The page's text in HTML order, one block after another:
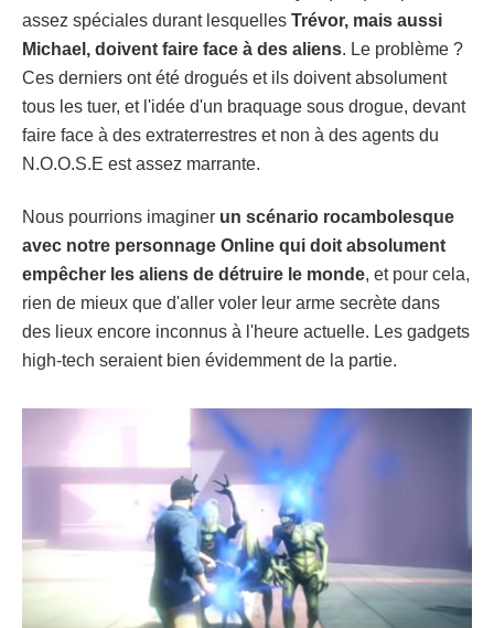
assez spéciales durant lesquelles Trévor, mais aussi
Michael, doivent faire face à des aliens. Le problème ?
Ces derniers ont été drogués et ils doivent absolument
tous les tuer, et l'idée d'un braquage sous drogue, devant
faire face à des extraterrestres et non à des agents du
N.O.O.S.E est assez marrante.
Nous pourrions imaginer un scénario rocambolesque
avec notre personnage Online qui doit absolument
empêcher les aliens de détruire le monde, et pour cela,
rien de mieux que d'aller voler leur arme secrète dans
des lieux encore inconnus à l'heure actuelle. Les gadgets
high-tech seraient bien évidemment de la partie.